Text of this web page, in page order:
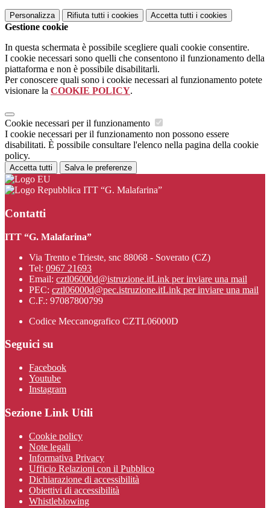
Personalizza Rifiuta tutti i cookies Accetta tutti i cookies
Gestione cookie
In questa schermata è possibile scegliere quali cookie consentire.
I cookie necessari sono quelli che consentono il funzionamento della
piattaforma e non è possibile disabilitarli.
Per conoscere quali sono i cookie necessari al funzionamento potete
visionare la COOKIE POLICY.
Cookie necessari per il funzionamento
I cookie necessari per il funzionamento non possono essere
disabilitati. È possibile consultare l'elenco nella pagina della cookie
policy.
Accetta tutti Salva le preferenze
ITT “G. Malafarina”
Contatti
ITT “G. Malafarina”
Via Trento e Trieste, snc 88068 - Soverato (CZ)
Tel: 0967 21693
Email: cztl06000d@istruzione.itLink per inviare una mail
PEC: cztl06000d@pec.istruzione.itLink per inviare una mail
C.F.: 97087800799
Codice Meccanografico CZTL06000D
Seguici su
Facebook
Youtube
Instagram
Sezione Link Utili
Cookie policy
Note legali
Informativa Privacy
Ufficio Relazioni con il Pubblico
Dichiarazione di accessibilità
Obiettivi di accessibilità
Whistleblowing